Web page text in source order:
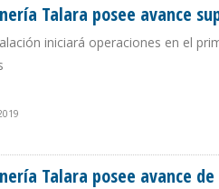
Talara posee avance
iniciará operaciones en el
Talara posee avance de